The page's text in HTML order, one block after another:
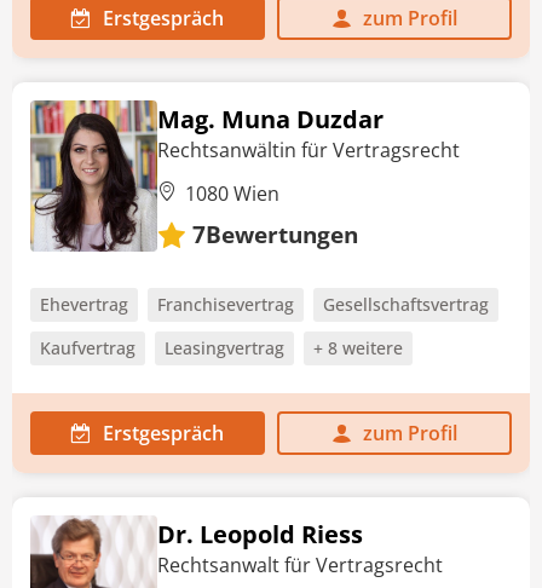
Erstgespräch zum Profil
Mag. Muna Duzdar
Rechtsanwältin für Vertragsrecht
1080 Wien
7Bewertungen
Ehevertrag Franchisevertrag
Gesellschaftsvertrag
Kaufvertrag
Leasingvertrag + 8 weitere
Erstgespräch zum Profil
Dr. Leopold Riess
Rechtsanwalt für Vertragsrecht